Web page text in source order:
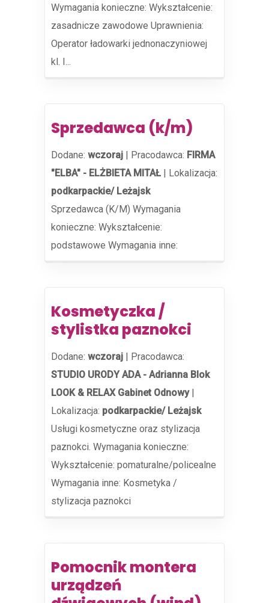
Wymagania konieczne: Wykształcenie:
zasadnicze zawodowe Uprawnienia:
Operator ładowarki jednonaczyniowej
kl. I...
Sprzedawca (k/m)
Dodane: wczoraj | Pracodawca: FIRMA
"ELBA" - ELŻBIETA MITAŁ | Lokalizacja:
podkarpackie/ Leżajsk
Sprzedawca (K/M) Wymagania
konieczne: Wykształcenie:
podstawowe Wymagania inne:
Kosmetyczka /
stylistka paznokci
Dodane: wczoraj | Pracodawca:
STUDIO URODY ADA - Adrianna Blok
LOOK & RELAX Gabinet Odnowy|
Lokalizacja: podkarpackie/ Leżajsk
Usługi kosmetyczne oraz stylizacja
paznokci. Wymagania konieczne:
Wykształcenie: pomaturalne/policealne
Wymagania inne: Kosmetyka /
stylizacja paznokci
Pomocnik montera
urządzeń